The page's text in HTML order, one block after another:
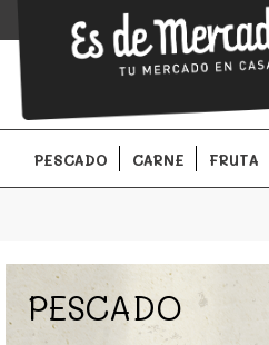
EsDeMercado.com
EsDeMercado.comte lleva a
Barcelona y de productores
PESCADO CARNE FRUTA
PESCADO